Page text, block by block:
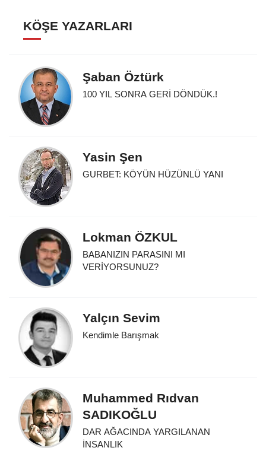
KÖŞE YAZARLARI
Şaban Öztürk
100 YIL SONRA GERİ DÖNDÜK.!
Yasin Şen
GURBET: KÖYÜN HÜZÜNLÜ YANI
Lokman ÖZKUL
BABANIZIN PARASINI MI
VERİYORSUNUZ?
Yalçın Sevim
Kendimle Barışmak
Muhammed Rıdvan
SADIKOĞLU
DAR AĞACINDA YARGILANAN
İNSANLIK